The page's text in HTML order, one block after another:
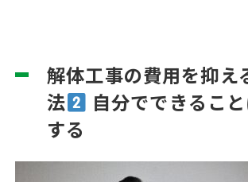
解体工事の費用を抑え
法
自分でできるこ
する